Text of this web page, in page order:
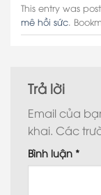
This entry was
mê hồi sức.
Trả lời
Email của
khai. Các
Bình luận *